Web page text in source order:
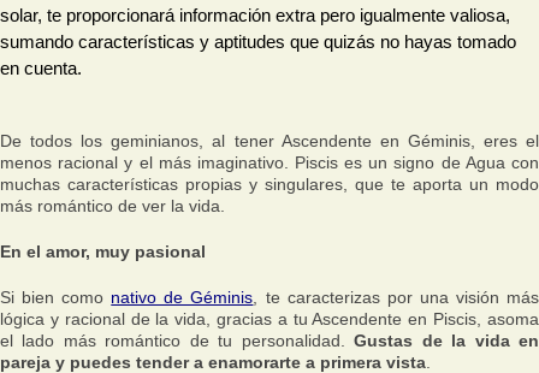
solar, te proporcionará información extra pero igualmente valiosa,
sumando características y aptitudes que quizás no hayas tomado
en cuenta.
De todos los geminianos, al tener Ascendente en Géminis, eres el
menos racional y el más imaginativo. Piscis es un signo de Agua con
muchas características propias y singulares, que te aporta un modo
más romántico de ver la vida.
En el amor, muy pasional
Si bien como nativo de Géminis , te caracterizas por una visión más
lógica y racional de la vida, gracias a tu Ascendente en Piscis, asoma
el lado más romántico de tu personalidad.Gustas de la vida en
pareja y puedes tender a enamorarte a primera vista